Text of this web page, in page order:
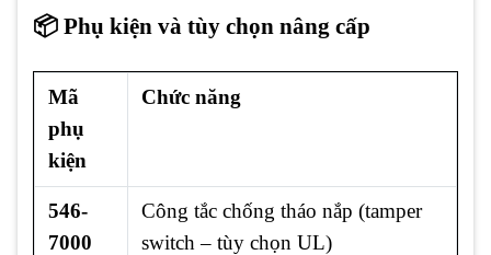
📦 Phụ kiện và tùy chọn nâng cấp
Mã
phụ
kiện
Chức năng
546-
7000
Công tắc chống tháo nắp (tamper
switch – tùy chọn UL)